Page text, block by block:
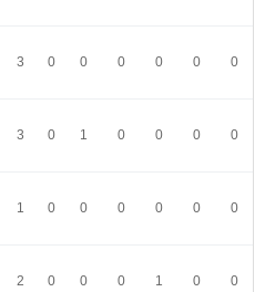
3 0 0 0 0 0 0
3 0 1 0 0 0 0
1 0 0 0 0 0 0
2 0 0 0 1 0 0